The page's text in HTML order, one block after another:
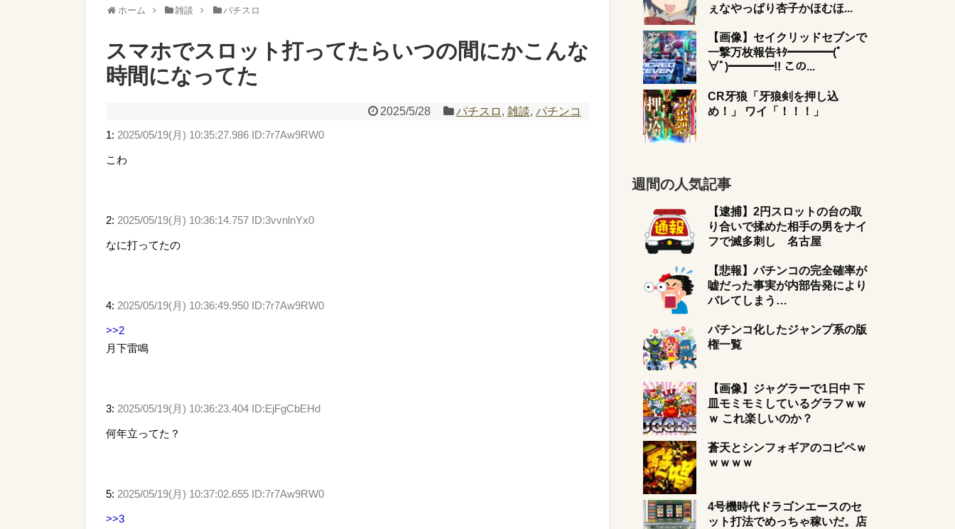
ホーム 雑談 パチスロ
スマホでスロット打ってたらいつの間にかこんな
時間になってた
2025/5/28 パチスロ , 雑談, パチンコ
1: 2025/05/19(月) 10:35:27.986 ID:7r7Aw9RW0
こわ
2: 2025/05/19(月) 10:36:14.757 ID:3vvnlnYx0
なに打ってたの
4: 2025/05/19(月) 10:36:49.950 ID:7r7Aw9RW0
>>2
月下雷鳴
3: 2025/05/19(月) 10:36:23.404 ID:EjFgCbEHd
何年立ってた？
5: 2025/05/19(月) 10:37:02.655 ID:7r7Aw9RW0
>>3
ぇなやっぱり杏子かほむほ...
【画像】セイクリッドセブンで
一撃万枚報告ｷﾀ━━━━(ﾟ
∀ﾟ)━━━━!! この...
CR牙狼「牙狼剣を押し込
め！」 ワイ「！！！」
週間の人気記事
【逮捕】2円スロットの台の取
り合いで揉めた相手の男をナイ
フで滅多刺し 名古屋
【悲報】パチンコの完全確率が
嘘だった事実が内部告発により
バレてしまう…
パチンコ化したジャンプ系の版
権一覧
【画像】ジャグラーで1日中 下
皿モミモミしているグラフｗｗ
ｗ これ楽しいのか？
蒼天とシンフォギアのコピペｗ
ｗｗｗｗ
4号機時代ドラゴンエースのセ
ット打法でめっちゃ稼いだ。店